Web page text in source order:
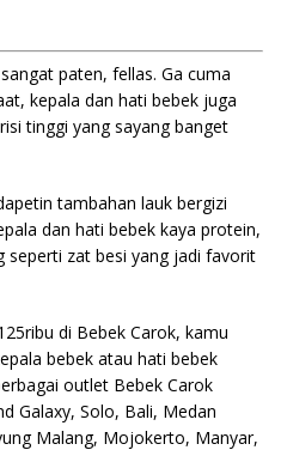
paten, fellas. Ga cuma
kepala dan hati bebek juga
tinggi yang sayang banget
tambahan lauk bergizi
dan hati bebek kaya protein,
seperti zat besi yang jadi favorit
di Bebek Carok, kamu
bebek atau hati bebek
outlet Bebek Carok
Galaxy, Solo, Bali, Medan
Malang, Mojokerto, Manyar,